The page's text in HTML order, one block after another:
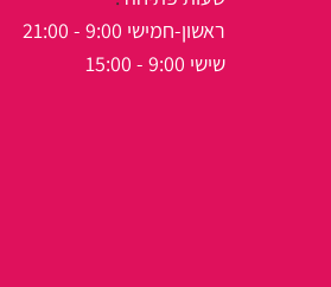
ראשון-חמישי 9:00 - 21:00
שישי 9:00 - 15:00